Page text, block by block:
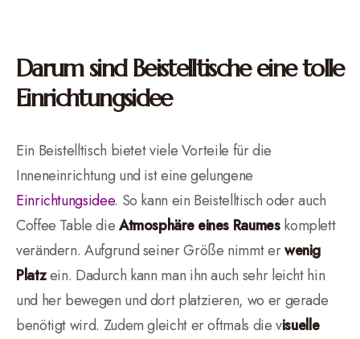
Darum sind Beistelltische eine tolle
Einrichtungsidee
Ein Beistelltisch bietet viele Vorteile für die
Inneneinrichtung und ist eine gelungene
Einrichtungsidee. So kann ein Beistelltisch oder auch
Coffee Table dieAtmosphäre eines Raumeskomplett
verändern. Aufgrund seiner Größe nimmt erwenig
Platzein. Dadurch kann man ihn auch sehr leicht hin
und her bewegen und dort platzieren, wo er gerade
benötigt wird. Zudem gleicht er oftmals die visuelle